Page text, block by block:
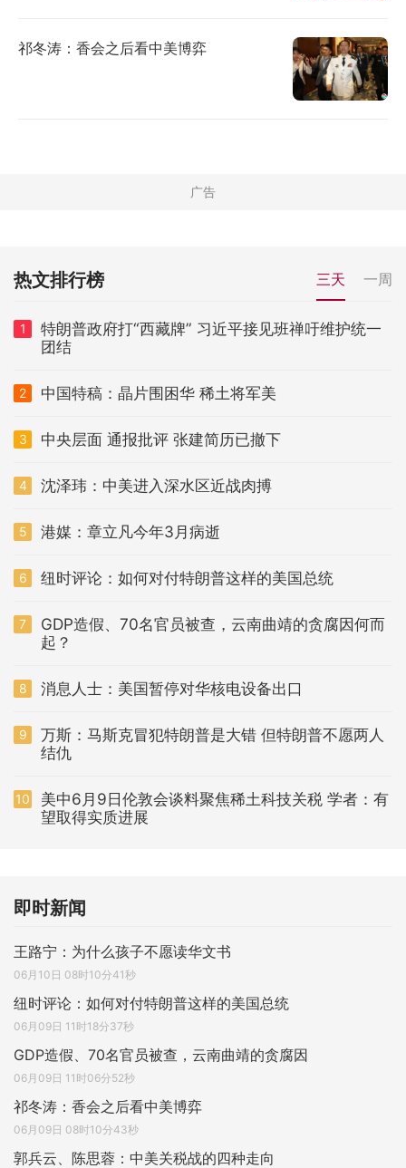
祁冬涛：香会之后看中美博弈
热文排行榜 三天 一周
1
特朗普政府打“西藏牌” 习近平接见班禅吁维护统一
团结
2 中国特稿：晶片围困华 稀土将军美
3 中央层面 通报批评 张建简历已撤下
4 沈泽玮：中美进入深水区近战肉搏
5 港媒：章立凡今年3月病逝
6 纽时评论：如何对付特朗普这样的美国总统
7
GDP造假、70名官员被查，云南曲靖的贪腐因何而
起？
8 消息人士：美国暂停对华核电设备出口
9
万斯：马斯克冒犯特朗普是大错 但特朗普不愿两人
结仇
10
美中6月9日伦敦会谈料聚焦稀土科技关税 学者：有
望取得实质进展
即时新闻
王路宁：为什么孩子不愿读华文书
06月10日 08时10分41秒
纽时评论：如何对付特朗普这样的美国总统
06月09日 11时18分37秒
GDP造假、70名官员被查，云南曲靖的贪腐因
06月09日 11时06分52秒
祁冬涛：香会之后看中美博弈
06月09日 08时10分43秒
郭兵云、陈思蓉：中美关税战的四种走向